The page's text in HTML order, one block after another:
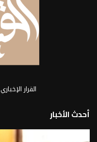
القرار الإخباري
أحدث الأخبار